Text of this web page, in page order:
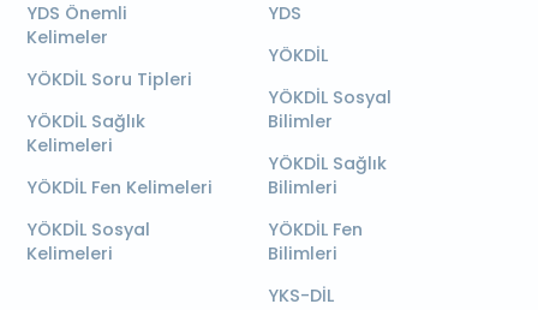
YDS Önemli
Kelimeler
YÖKDİL Soru Tipleri
YÖKDİL Sağlık
Kelimeleri
YÖKDİL Fen Kelimeleri
YÖKDİL Sosyal
Kelimeleri
YDS
YÖKDİL
YÖKDİL Sosyal
Bilimler
YÖKDİL Sağlık
Bilimleri
YÖKDİL Fen
Bilimleri
YKS-DİL